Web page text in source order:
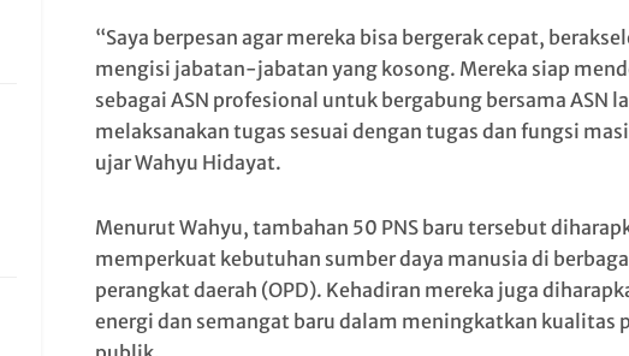
“Saya berpesan agar mereka bisa bergerak cepat,
mengisi jabatan-jabatan yang kosong. Mereka siap
sebagai ASN profesional untuk bergabung bersama ASN
melaksanakan tugas sesuai dengan tugas dan fungsi
ujar Wahyu Hidayat.
Menurut Wahyu, tambahan 50 PNS baru tersebut
memperkuat kebutuhan sumber daya manusia di
perangkat daerah (OPD). Kehadiran mereka juga
energi dan semangat baru dalam meningkatkan kualitas